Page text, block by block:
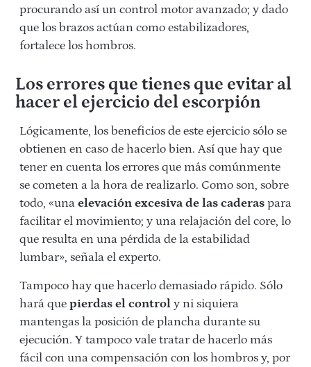
procurando así un control motor avanzado; y dado
que los brazos actúan como estabilizadores,
fortalece los hombros.
Los errores que tienes que evitar al
hacer el ejercicio del escorpión
Lógicamente, los beneficios de este ejercicio sólo se
obtienen en caso de hacerlo bien. Así que hay que
tener en cuenta los errores que más comúnmente
se cometen a la hora de realizarlo. Como son, sobre
todo, «una elevación excesiva de las caderas para
facilitar el movimiento; y una relajación del core, lo
que resulta en una pérdida de la estabilidad
lumbar», señala el experto.
Tampoco hay que hacerlo demasiado rápido. Sólo
hará que pierdas el control y ni siquiera
mantengas la posición de plancha durante su
ejecución. Y tampoco vale tratar de hacerlo más
fácil con una compensación con los hombros y, por